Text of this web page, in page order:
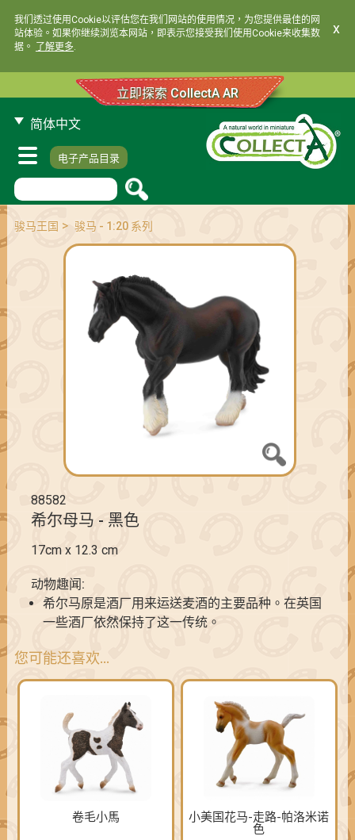
我们透过使用Cookie以评估您在我们网站的使用情况，为您提供最佳的网
站体验。如果你继续浏览本网站，即表示您接受我们使用Cookie来收集数
据。
了解更多.
x
立即探索 CollectA AR
简体中文
电子产品目录
骏马王国 > 骏马 - 1:20 系列
88582
希尔母马 - 黑色
17cm x 12.3 cm
动物趣闻:
希尔马原是酒厂用来运送麦酒的主要品种。在英国
一些酒厂依然保持了这一传统。
您可能还喜欢…
卷毛小馬
小美国花马-走路-帕洛米诺
色